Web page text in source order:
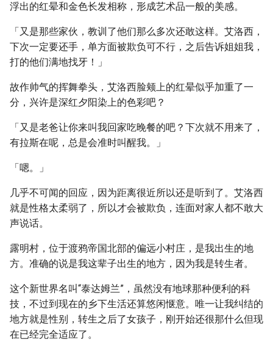
浮出的红晕和金色长发相称，形成艺术品一般的美感。
「又是那些家伙，教训了他们那么多次还敢这样。艾洛西，
下次一定要还手，单方面被欺负可不行，之后告诉姐姐我，
打的他们满地找牙！」
故作帅气的挥舞拳头，艾洛西脸颊上的红晕似乎加重了一
分，兴许是深红夕阳染上的色彩吧？
「又是老爸让你来叫我回家吃晚餐的吧？下次就不用来了，
有拉斯在呢，总是会准时叫醒我。」
「嗯。」
几乎不可闻的回应，因为距离很近所以还是听到了。艾洛西
就是性格太柔弱了，所以才会被欺负，连面对家人都不敢大
声说话。
露明村，位于渡鸦帝国北部的偏远小村庄，是我出生的地
方。准确的说是我这辈子出生的地方，因为我是转生者。
这个新世界名叫“泰达姆兰”，虽然没有地球那种便利的科
技，不过到现在的乡下生活还算悠闲惬意。唯一让我纠结的
地方就是性别，转生之后了女孩子，刚开始还很那什么但现
在已经完全适应了。